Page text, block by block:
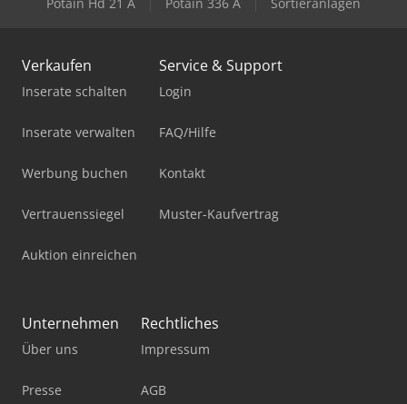
Verkaufen
Inserate schalten
Inserate verwalten
Werbung buchen
Vertrauenssiegel
Auktion einreichen
Service & Support
Login
FAQ/Hilfe
Kontakt
Muster-Kaufvertrag
Unternehmen
Über uns
Presse
Rechtliches
Impressum
AGB